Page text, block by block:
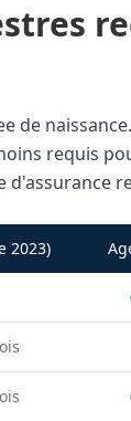
de
requis
2023)